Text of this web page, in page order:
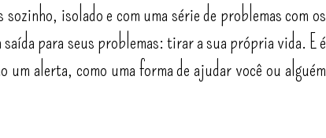
isolado e com uma série de problemas com os
para seus problemas: tirar a sua própria vida. E é
um alerta, como uma forma de ajudar você ou alguém